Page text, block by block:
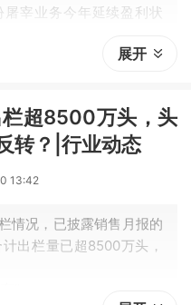
宰业务今年延续盈利状
展开
超8500万头，头
转？|行业动态
13:42
况，已披露销售月报的
出栏量已超8500万头，